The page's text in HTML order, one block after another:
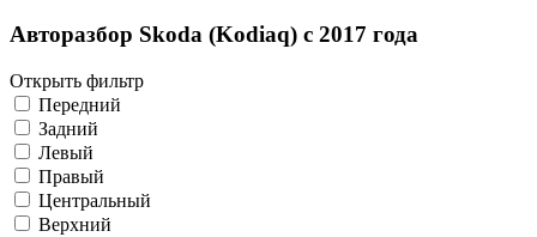
Авторазбор Skoda (Kodiaq) с 2017 года
Открыть фильтр
Передний
Задний
Левый
Правый
Центральный
Верхний